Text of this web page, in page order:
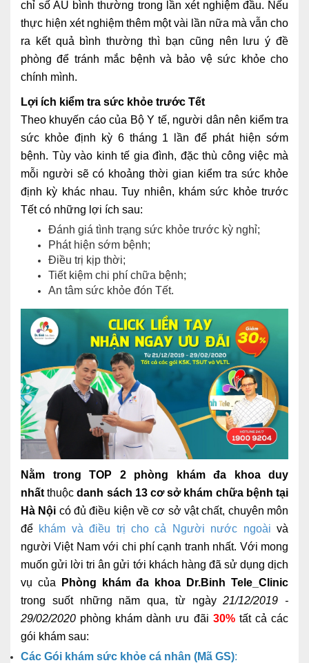
chỉ số AU bình thường trong lần xét nghiệm đầu. Nếu
thực hiện xét nghiệm thêm một vài lần nữa mà vẫn cho
ra kết quả bình thường thì bạn cũng nên lưu ý đề
phòng để tránh mắc bệnh và bảo vệ sức khỏe cho
chính mình.
Lợi ích kiểm tra sức khỏe trước Tết
Theo khuyến cáo của Bộ Y tế, người dân nên kiểm tra
sức khỏe định kỳ 6 tháng 1 lần để phát hiện sớm
bệnh. Tùy vào kinh tế gia đình, đặc thù công việc mà
mỗi người sẽ có khoảng thời gian kiểm tra sức khỏe
định kỳ khác nhau. Tuy nhiên, khám sức khỏe trước
Tết có những lợi ích sau:
Đánh giá tình trạng sức khỏe trước kỳ nghỉ;
Phát hiện sớm bệnh;
Điều trị kịp thời;
Tiết kiệm chi phí chữa bệnh;
An tâm sức khỏe đón Tết.
Nằm trong TOP 2 phòng khám đa khoa duy
nhất thuộcdanh sách 13 cơ sở khám chữa bệnh tại
Hà Nội có đủ điều kiện về cơ sở vật chất, chuyên môn
để khám và điều trị cho cả Người nước ngoài và
người Việt Nam với chi phí cạnh tranh nhất. Với mong
muốn gửi lời tri ân gửi tới khách hàng đã sử dụng dịch
vụ của
Phòng khám đa khoa Dr.Binh Tele_Clinic
trong suốt những năm qua, từ ngày21/12/2019 -
29/02/2020 phòng khám dành ưu đãi 30%tất cả các
gói khám sau:
Các Gói khám sức khỏe cá nhân (Mã GS):